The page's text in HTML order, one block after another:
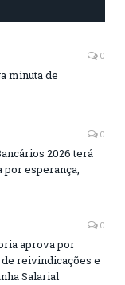
0
minuta de
0
2026 terá
por esperança,
0
aprova por
reivindicações e
Salarial